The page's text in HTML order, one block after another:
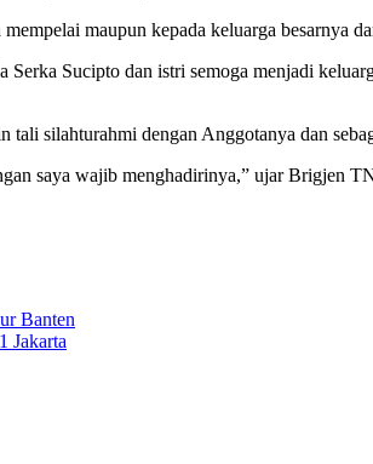
maupun kepada keluarga besarnya
Sucipto dan istri semoga menjadi
silahturahmi dengan Anggotanya dan
saya wajib menghadirinya,” ujar Brigjen
Banten
Jakarta